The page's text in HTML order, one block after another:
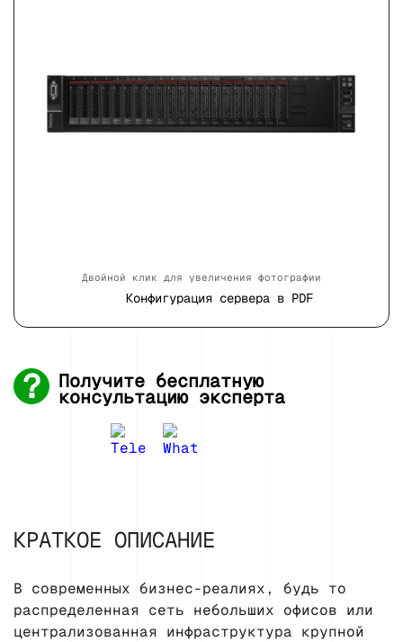
Двойной клик для увеличения фотографии
Конфигурация сервера в PDF
Получите бесплатную
консультацию эксперта
КРАТКОЕ ОПИСАНИЕ
В современных бизнес-реалиях, будь то
распределенная сеть небольших офисов или
централизованная инфраструктура крупной